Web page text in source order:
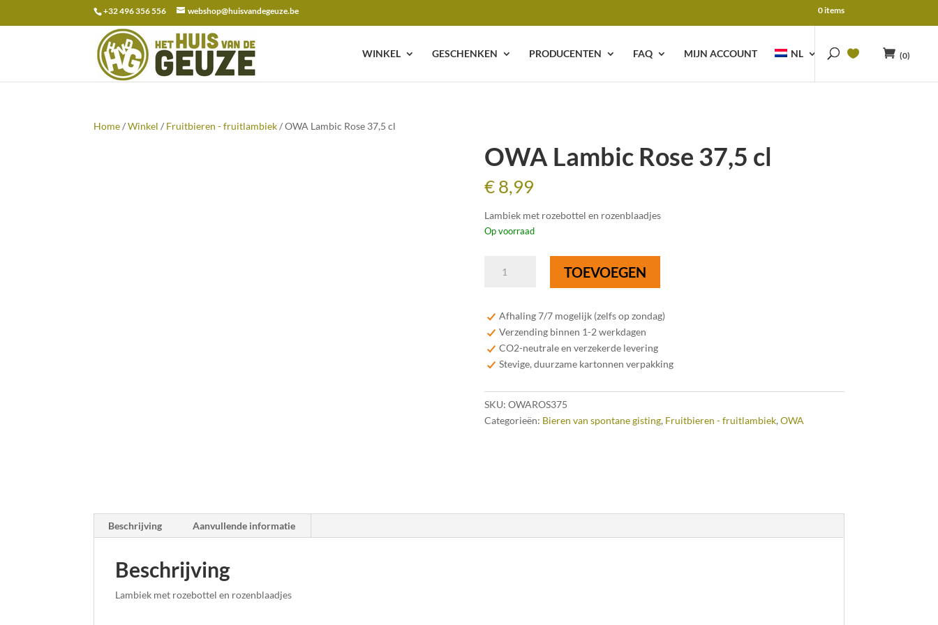
+32 496 356 556 webshop@huisvandegeuze.be 0 items
WINKEL GESCHENKEN PRODUCENTEN FAQ MIJN ACCOUNT NL (0)
Zoeken
naar:
Home/Winkel / Fruitbieren - fruitlambiek/ OWA Lambic Rose 37,5 cl
OWA Lambic Rose 37,5 cl
€8,99
Lambiek met rozebottel en rozenblaadjes
Op voorraad
Lambic
37,5
aantal
TOEVOEGEN
Afhaling 7/7 mogelijk (zelfs op zondag)
Verzending binnen 1-2 werkdagen
CO2-neutrale en verzekerde levering
Stevige, duurzame kartonnen verpakking
SKU: OWAROS375
Categorieën: Bieren van spontane gisting, Fruitbieren - fruitlambiek, OWA
Beschrijving Aanvullende informatie
Beschrijving
Lambiek met rozebottel en rozenblaadjes